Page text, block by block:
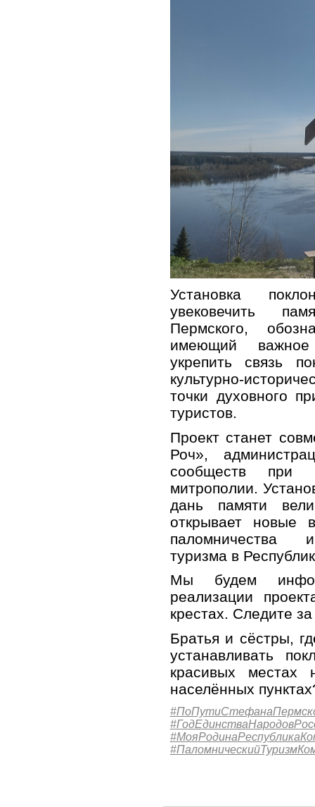
Установка
увековечить
Пермского,
имеющий важное
укрепить связь
точки духовного
туристов.
Проект станет
Роч»,
сообществ при
митрополии.
дань памяти
открывает новые
паломничества и
туризма в
Мы будем
реализации
крестах. Следите
Братья и сёстры,
устанавливать
красивых
населённых